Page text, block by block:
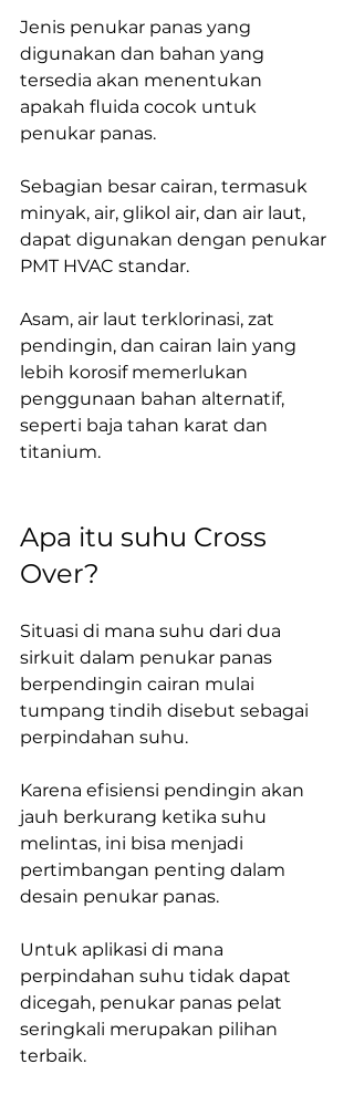
Jenis penukar panas yang
digunakan dan bahan yang
tersedia akan menentukan
apakah fluida cocok untuk
penukar panas.
Sebagian besar cairan, termasuk
minyak, air, glikol air, dan air laut,
dapat digunakan dengan penukar
PMT HVAC standar.
Asam, air laut terklorinasi, zat
pendingin, dan cairan lain yang
lebih korosif memerlukan
penggunaan bahan alternatif,
seperti baja tahan karat dan
titanium.
Apa itu suhu Cross
Over?
Situasi di mana suhu dari dua
sirkuit dalam penukar panas
berpendingin cairan mulai
tumpang tindih disebut sebagai
perpindahan suhu.
Karena efisiensi pendingin akan
jauh berkurang ketika suhu
melintas, ini bisa menjadi
pertimbangan penting dalam
desain penukar panas.
Untuk aplikasi di mana
perpindahan suhu tidak dapat
dicegah, penukar panas pelat
seringkali merupakan pilihan
terbaik.